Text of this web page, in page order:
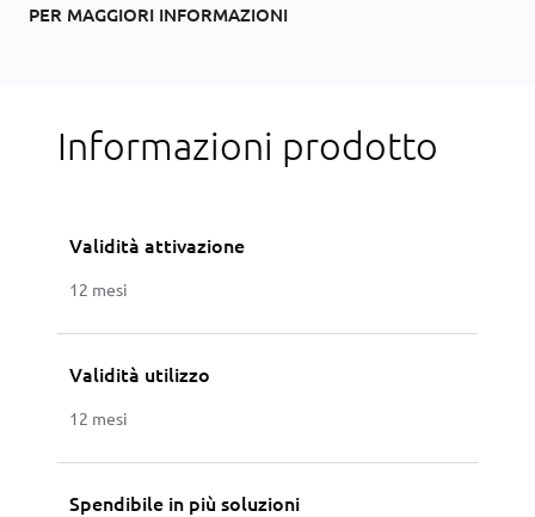
PER MAGGIORI INFORMAZIONI
Informazioni prodotto
Validità attivazione
12 mesi
Validità utilizzo
12 mesi
Spendibile in più soluzioni